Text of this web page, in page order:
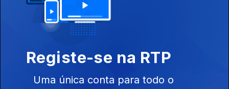
Com Vanda
Registe-se na RTP
Uma única conta para todo o